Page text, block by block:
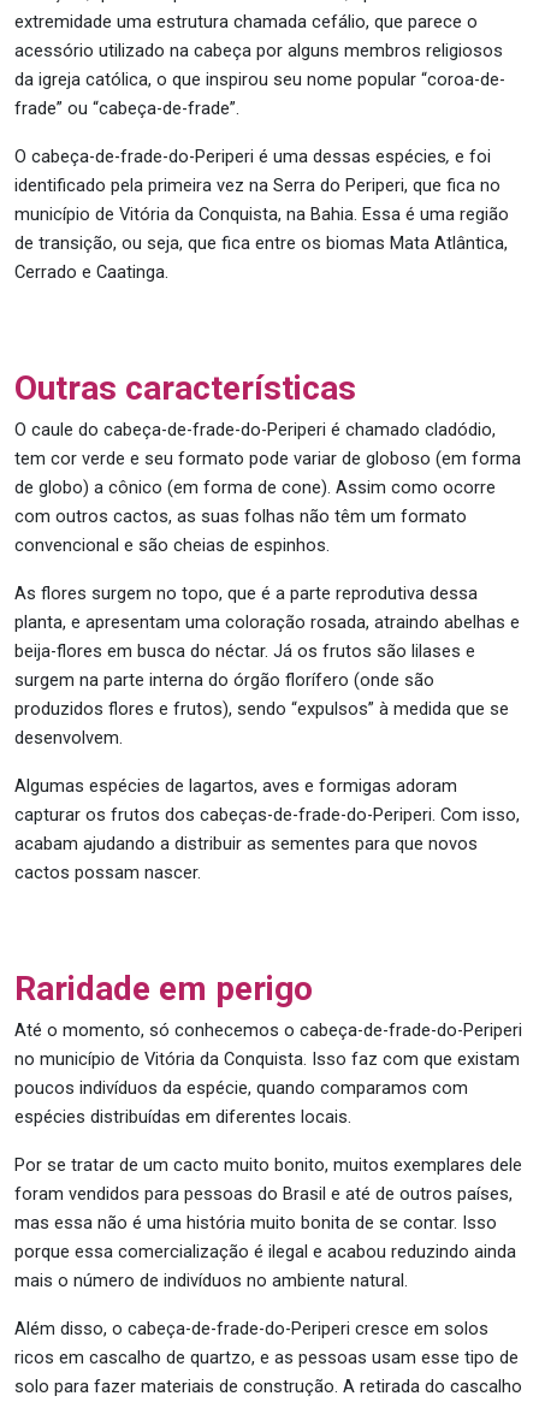
extremidade uma estrutura chamada cefálio, que parece o
acessório utilizado na cabeça por alguns membros religiosos
da igreja católica, o que inspirou seu nome popular “coroa-de-
frade” ou “cabeça-de-frade”.
O cabeça-de-frade-do-Periperi é uma dessas espécies, e foi
identificado pela primeira vez na Serra do Periperi, que fica no
município de Vitória da Conquista, na Bahia. Essa é uma região
de transição, ou seja, que fica entre os biomas Mata Atlântica,
Cerrado e Caatinga.
Outras características
O caule do cabeça-de-frade-do-Periperi é chamado cladódio,
tem cor verde e seu formato pode variar de globoso (em forma
de globo) a cônico (em forma de cone). Assim como ocorre
com outros cactos, as suas folhas não têm um formato
convencional e são cheias de espinhos.
As flores surgem no topo, que é a parte reprodutiva dessa
planta, e apresentam uma coloração rosada, atraindo abelhas e
beija-flores em busca do néctar. Já os frutos são lilases e
surgem na parte interna do órgão florífero (onde são
produzidos flores e frutos), sendo “expulsos” à medida que se
desenvolvem.
Algumas espécies de lagartos, aves e formigas adoram
capturar os frutos dos cabeças-de-frade-do-Periperi. Com isso,
acabam ajudando a distribuir as sementes para que novos
cactos possam nascer.
Raridade em perigo
Até o momento, só conhecemos o cabeça-de-frade-do-Periperi
no município de Vitória da Conquista. Isso faz com que existam
poucos indivíduos da espécie, quando comparamos com
espécies distribuídas em diferentes locais.
Por se tratar de um cacto muito bonito, muitos exemplares dele
foram vendidos para pessoas do Brasil e até de outros países,
mas essa não é uma história muito bonita de se contar. Isso
porque essa comercialização é ilegal e acabou reduzindo ainda
mais o número de indivíduos no ambiente natural.
Além disso, o cabeça-de-frade-do-Periperi cresce em solos
ricos em cascalho de quartzo, e as pessoas usam esse tipo de
solo para fazer materiais de construção. A retirada do cascalho